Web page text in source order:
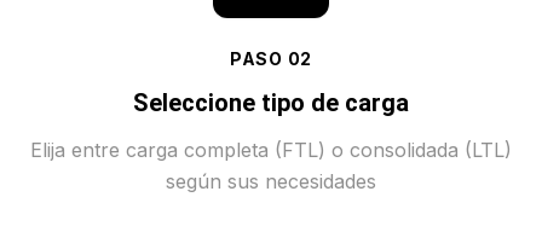
PASO 02
Seleccione tipo de carga
Elija entre carga completa (FTL) o consolidada (LTL)
según sus necesidades